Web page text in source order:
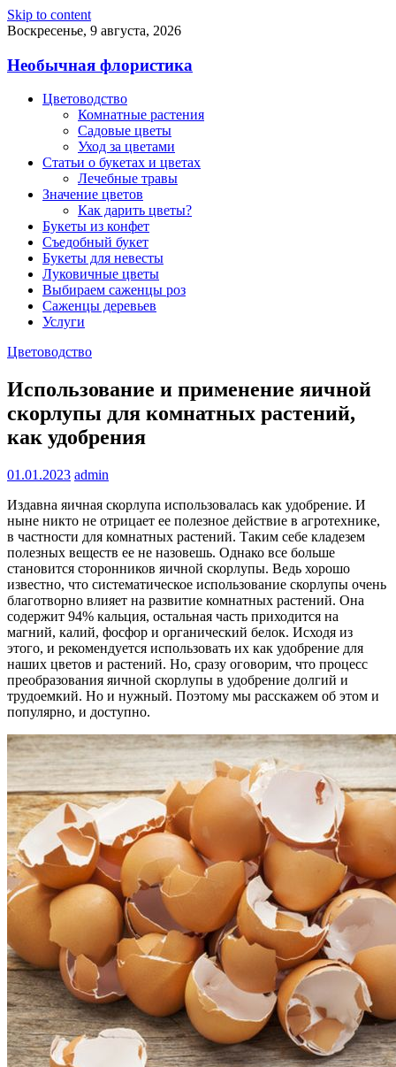
Skip to content
Воскресенье, 9 августа, 2026
Необычная флористика
Цветоводство
Комнатные растения
Садовые цветы
Уход за цветами
Статьи о букетах и цветах
Лечебные травы
Значение цветов
Как дарить цветы?
Букеты из конфет
Съедобный букет
Букеты для невесты
Луковичные цветы
Выбираем саженцы роз
Саженцы деревьев
Услуги
Цветоводство
Использование и применение яичной
скорлупы для комнатных растений,
как удобрения
01.01.2023 admin
Издавна яичная скорлупа использовалась как удобрение. И
ныне никто не отрицает ее полезное действие в агротехнике,
в частности для комнатных растений. Таким себе кладезем
полезных веществ ее не назовешь. Однако все больше
становится сторонников яичной скорлупы. Ведь хорошо
известно, что систематическое использование скорлупы очень
благотворно влияет на развитие комнатных растений. Она
содержит 94% кальция, остальная часть приходится на
магний, калий, фосфор и органический белок. Исходя из
этого, и рекомендуется использовать их как удобрение для
наших цветов и растений. Но, сразу оговорим, что процесс
преобразования яичной скорлупы в удобрение долгий и
трудоемкий. Но и нужный. Поэтому мы расскажем об этом и
популярно, и доступно.